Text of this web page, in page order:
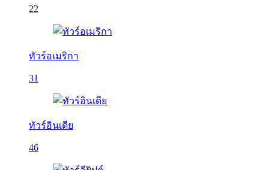
22
ทัวร์อเมริกา
31
ทัวร์อินเดีย
46